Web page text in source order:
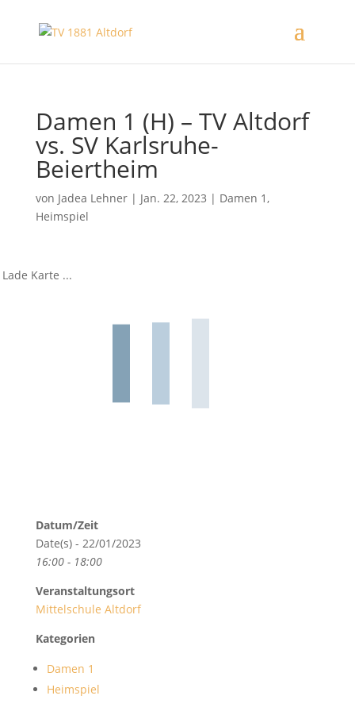
Damen 1 (H) – TV Altdorf
vs. SV Karlsruhe-
Beiertheim
von Jadea Lehner| Jan. 22, 2023 | Damen 1,
Heimspiel
Lade Karte ...
Datum/Zeit
Date(s) - 22/01/2023
16:00 - 18:00
Veranstaltungsort
Mittelschule Altdorf
Kategorien
Damen 1
Heimspiel